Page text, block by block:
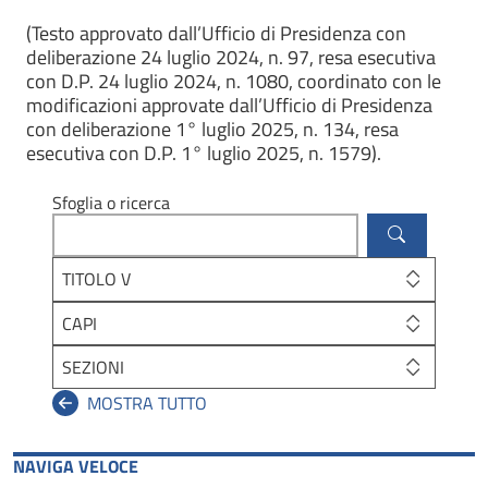
(Testo approvato dall’Ufficio di Presidenza con
deliberazione 24 luglio 2024, n. 97, resa esecutiva
con D.P. 24 luglio 2024, n. 1080, coordinato con le
modificazioni approvate dall’Ufficio di Presidenza
con deliberazione 1° luglio 2025, n. 134, resa
esecutiva con D.P. 1° luglio 2025, n. 1579).
Sfoglia o ricerca
TITOLO V
CAPI
SEZIONI
NAVIGA VELOCE